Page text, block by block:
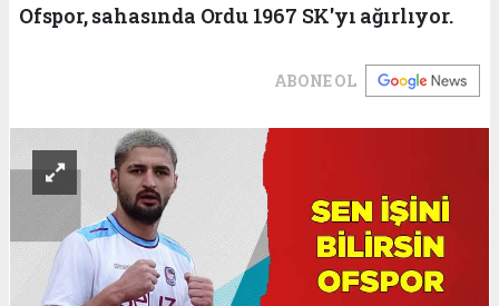
Ofspor, sahasında Ordu 1967 SK'yı ağırlıyor.
ABONE OL